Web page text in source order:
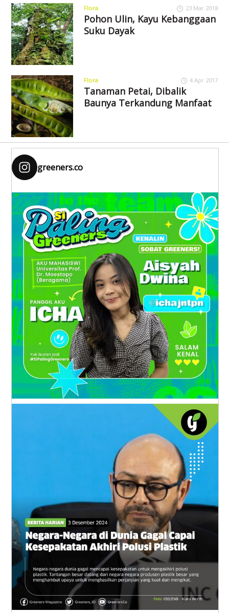
Flora 23 Mar 2018
Pohon Ulin, Kayu Kebanggaan
Suku Dayak
Flora 4 Apr 2017
Tanaman Petai, Dibalik
Baunya Terkandung Manfaat
greeners.co